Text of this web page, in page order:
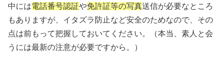
中には電話番号認証や免許証等の写真送信が必要なところ
もありますが、イタズラ防止など安全のためなので、その
点は前もって把握しておいてください。（本当、素人と会
うには最新の注意が必要ですから。）